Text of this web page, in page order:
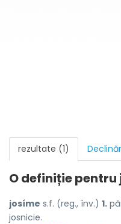
rezultate (1)
O definiție pentru
josíme s.f. (reg., înv.) 1.
josnicie.